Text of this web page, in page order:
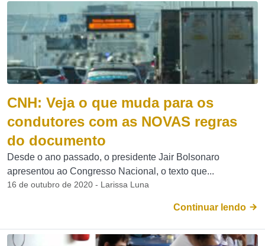
CNH: Veja o que muda para os
condutores com as NOVAS regras
do documento
Desde o ano passado, o presidente Jair Bolsonaro
apresentou ao Congresso Nacional, o texto que...
16 de outubro de 2020 - Larissa Luna
Continuar lendo